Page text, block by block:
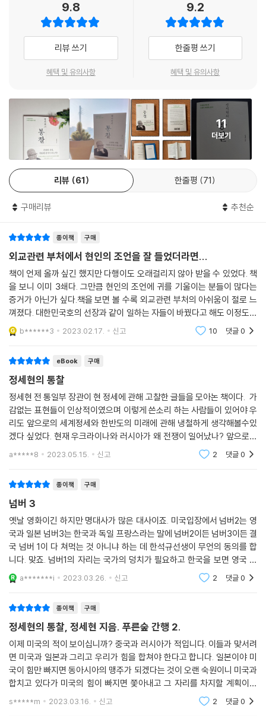
“국제정치에는 크고 높은 나라만 있을 뿐 작고 낮은 나라는 없다”
‘조폭의 세계’와 다름없는 국제정치 속, 대한민국 외교의 나아가야 할 길
총 5부로 구성된 책에서 저자는 먼저 ‘조폭의 세계’와 다름없는 외교의 적
나라한 본질을 여러 역사적 장면을 통해 보여주고 현재의 강대국인 미국과
라는 것의 본질이 무엇인지 알고 싶다면 이 책에서 확인할 수 있다. 또한 여
전히 끝나지 않은 러시아와 우크라이나 사태의 핵심 원인과 앞으로 일어날
일 이를 본보기 삼아 대한민국은 어떤 외교를 해야 하는지를 간략하게 담
2부에서는 중국이 천하를 거느리던 ‘팍스 시니카’ 시절, 한국과 중국, 일본
세 나라의 관계를 되짚는다. 세 나라 중 일본이 왜 가장 먼저 국제질서 속에
편입될 수 있었는지, 또 유난히 중국에 기대었던 한국의 외교정책을 일본
할 수 있다. 무엇보다 중화사상, 즉 세상의 중심이었던 중국이 어쩌다 서양
냐, 읽지 못하냐에 따라 세 나라의 운명은 빠르게 갈라졌다.
한편 서양에서는 냉전 시대가 저물고, 미국 중심의 국제질서가 급부상한
다. 3부에서는 미국이 세계를 장악해 나가는 과정과 그 속에서 한국의 국
제관계는 어떠했는지 살핀다. 이승만 정부를 시작으로 박정희, 전두환, 노
태우 정부가 맺은 한미관계 나아가 정전협정 이후의 남북관계를 통해 한반
정부 중 지금도 쓸모 있는 외교론을 펼친 대통령은 누구였을까?
이어 미국의 패권이 기울고 중국이 부상하며 국제질서가 요동치는 ‘G2시
대의 오늘’을 살핀다. 내일을 전망하며 동시에 경제, 군사, 문화 등에서 명
실상부 선진국으로 지위가 바뀐 한국이 그 국력에 걸맞은 자주적인 국제관
계, 외교의 자국 중심성을 어떻게 강화하고 국익을 챙길 것인지 밝힌다. 4
부와 5부에서는 김영삼 정부를 시작으로 김대중, 노무현, 이명박, 박근혜,
문재인 정부의 주요한 외교정책을 설명한다. 특히 시계열적 개념으로 분석
지 밝히고 때로는 미국도 비판해야 하는 목소리를 낼 필요가 있음을 강조
한다.
마지막으로 우크라이나 사태가 북핵 문제와 우리 외교에 어떤 영향을 미칠
지 다시금 강조하며, 그러므로 지금, 우리는 무엇을 경계하고 무엇을 새로
결심해야 하는지에 대한 저자의 솔직한 견해를 밝힌다. 남북통일은 여전히
유효한지에 대한 저자의 견해 역시 이 장에서 만나볼 수 있다.
저자는 나라의 녹을 먹으며 배운 이 경험들이 늘 공공재라고 생각했다. 최
까지 세 번의 정부에서 요직을 거치며 국제정치라는 험난한 파도 속에서
대한민국의 역할을 고민해 왔다. 이러한 저자의 오랜 연륜에서 나온 직업
적 성찰과 어른으로서의 혜안은 외교관이 되려는 젊은 세대뿐만 아니라 세
상으로 나아가려는 개인에게도 생각할 거리를 준다. 이 책을 읽고 나면 알
게 된다. 시대의 해답은 늘 그렇듯 국제질서에 있다.
이 이보다 적절할 수 있을까? 한반도 평화를 꿈꾸는 이라면 『정세현의 통
찰』을 참고해야 한다. 나는 이 책에서 길을 찾았다. 남한뿐만 아니라 북한
- 전범선 (칼럼니스트, 밴드 양반들 보컬)
태에 대한 복잡하고 중요한 이야기는 누구나 이해할 만큼 쉽게 설명되어
있다. 2022년 2월 24일 이후 국제질서는 다시 한번 변했다. 이 책은 혼란
한 와중에 대한민국이 어떤 방향으로 나아가야 할지 최고의 ‘인사이트’를
준다. 국제질서를 꿰뚫어 보는 정세현 전 통일부 장관의 통찰력에 탄복한
다. 복잡한 세상의 이치를 읽을 수 있는 그림이 필요하다면 지금 이 책을 읽
어야 한다.
- 일리야 (러시아 출신 귀화 방송인, 교수)
9.8
리뷰 쓰기
혜택 및 유의사항
9.2
한줄평 쓰기
혜택 및 유의사항
11
더보기
리뷰 61 한줄평 71
구매리뷰 추천순
종이책 구매
외교관련 부처에서 현인의 조언을 잘 들었더라면...
책이 언제 올까 싶긴 했지만 다행이도 오래걸리지 않아 받을 수 있었다. 책
을 보니 이미 3쇄다. 그만큼 현인의 조언에 귀를 기울이는 분들이 많다는
증거가 아닌가 싶다.책을 보면 볼 수록 외교관련 부처의 아쉬움이 절로 느
껴졌다. 대한민국호의 선장과 같이 일하는 자들이 바꿨다고 해도 이정도로
외국에서 이처럼 대우가 달라질 줄은 몰랐다. 최소한 이전에 키를 잡던 분
들 정도는 될
b******3 2023.02.17. 신고 10 댓글0
eBook 구매
정세현의 통찰
정세현 전 통일부 장관이 현 정세에 관해 고찰한 글들을 모아논 책이다. 가
감없는 표현들이 인상적이였으며 이렇게 쓴소리 하는 사람들이 있어야 우
리도 앞으로의 세계정세와 한반도의 미래에 관해 냉철하게 생각해볼수있
겠다 싶었다. 현재 우크라이나와 러시아가 왜 전쟁이 일어났나? 앞으로의
중국의 성장은? 그리고 북한은 무슨무기를 또 만들까. 긴박한 한중일의 관
a*****8 2023.05.15. 신고 2 댓글0
종이책 구매
넘버 3
옛날 영화이긴 하지만 명대사가 많은 대사이죠. 미국입장에서 넘버2는 영
국과 일본 넘버3는 한국과 독일 프랑스라는 말에 넘버2이든 넘버3이든 결
국 넘버 1이 다 쳐먹는 것 아니냐 하는 데 한석규선생이 무언의 동의를 합
니다. 맞죠. 넘버1의 자리는 국가의 덩치가 필요하고 한국을 보면 영국 절
반이고 일본에 인구 영토가 밀리지만 그래도 저놈들에게 못진다는 생각으
로 맞수가 되려고
a*******i 2023.03.26. 신고 2 댓글0
종이책 구매
정세현의 통찰, 정세현 지음. 푸른숲 간행 2.
이제 미국의 적이 보이십니까? 중국과 러시아가 적입니다. 이들과 맞서려
면 미국과 일본과 그리고 우리가 힘을 합쳐야 한다고 합니다. 일본이야 미
국이 힘만 빠지면 동아시아의 맹주가 되겠다는 것이 오랜 숙원이니 미국과
합치고 있다가 미국의 힘이 빠지면 쫓아내고 그 자리를 차지할 계획이니
옳다지만, 우리는 뭡니까? 북한과의 전쟁도 국민들이 도탄에 빠질 위험이
s*****m 2023.03.16. 신고 2 댓글0